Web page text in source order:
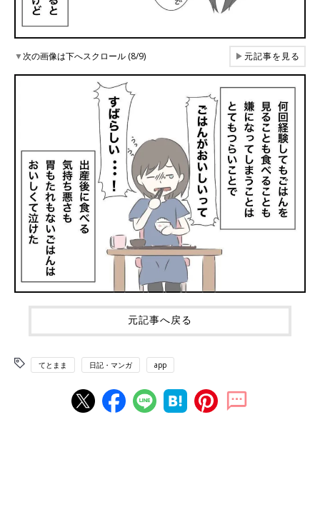
▼次の画像は下へスクロール (8/9) ▶元記事を見る
元記事へ戻る
てとまま 日記・マンガ app